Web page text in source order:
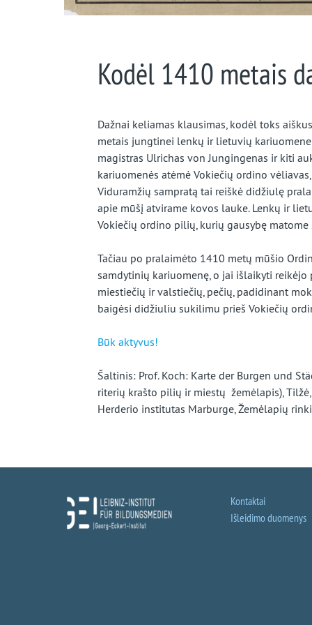
Kodėl 1410 metais
Dažnai keliamas klausimas, kodėl toks
metais jungtinei lenkų ir lietuvių
magistras Ulrichas von Jungingenas ir kiti
kariuomenės atėmė Vokiečių ordino
Viduramžių sampratą tai reiškė didžiulę
apie mūšį atvirame kovos lauke. Lenkų ir
Vokiečių ordino pilių, kurių gausybę matome
Tačiau po pralaimėto 1410 metų mūšio
samdytinių kariuomenę, o jai išlaikyti
miestiečių ir valstiečių, pečių, padidinant
baigėsi didžiuliu sukilimu prieš Vokiečių
Būk aktyvus!
Šaltinis: Prof. Koch: Karte der Burgen und
riterių krašto pilių ir miestų žemėlapis),
Herderio institutas Marburge, Žemėlapių
Kontaktai
Išleidimo duomenys